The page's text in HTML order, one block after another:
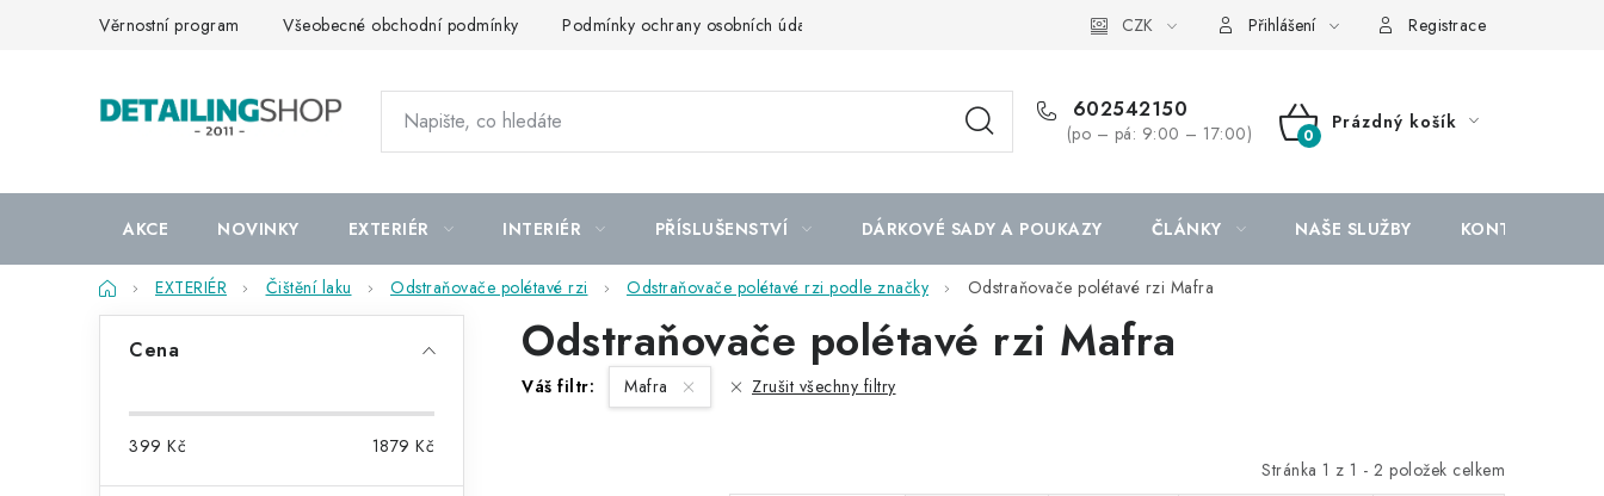
Věrnostní program Všeobecné obchodní podmínky Podmínky ochrany osobních údajů CZK Přihlášení Registrace
602542150
(po – pá: 9:00 – 17:00)
NÁKUPNÍ
Prázdný košík
AKCE NOVINKY EXTERIÉR INTERIÉR PŘÍSLUŠENSTVÍ DÁRKOVÉ SADY A POUKAZY ČLÁNKY NAŠE SLUŽBY KONTAKTY
DomůEXTERIÉR Čištění laku Odstraňovače polétavé rzi Odstraňovače polétavé rzi podle značky Odstraňovače polétavé rzi Mafra
t
Cena
399 Kč 1879 Kč
Odstraňovače polétavé rzi Mafra
Váš filtr: Mafra Zrušit všechny filtry
Stránka 1 z 1 - 2 položek celkem